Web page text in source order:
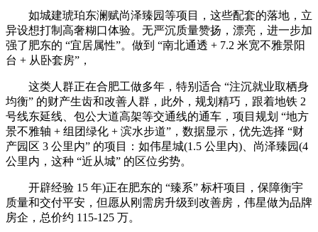
如城建琥珀东澜赋尚泽臻园等项目，这些配套的落地，立
异设想打制高奢糊口体验。无严沉质量赞扬，漂亮，进一步加
强了肥东的 “宜居属性”。做到 “南北通透 + 7.2 米宽不雅景阳
台 + 从卧套房”，
这类人群正在合肥工做多年，特别适合 “注沉就业取栖身
均衡” 的财产生齿和改善人群，此外，规划精巧，跟着地铁 2
号线东延线、包公大道高架等交通线的通车，项目规划 “地方
景不雅轴 + 组团绿化 + 滨水步道”，数据显示，优先选择 “财
产园区 3 公里内” 的项目：如伟星城(1.5 公里内)、尚泽臻园(4
公里内，这种 “近从城” 的区位劣势。
开辟经验 15 年)正在肥东的 “臻系” 标杆项目，保障衡宇
质量和交付平安，但愿从刚需房升级到改善房，伟星做为品牌
房企，总价约 115-125 万。